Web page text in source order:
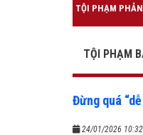
TỘI PHẠM
TỘI PHẠM
Đừng quá
24/01/2026